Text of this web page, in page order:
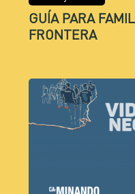
GUÍA PARA
FRONTERA